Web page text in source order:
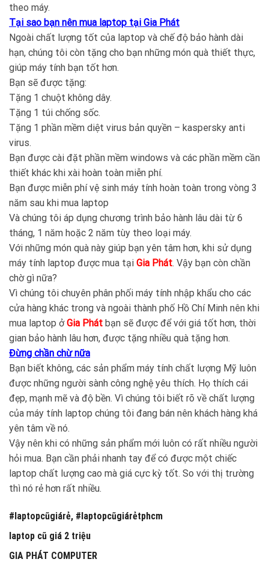
theo máy.
Tại sao bạn nên mua laptop tại Gia Phát
Ngoài chất lượng tốt của laptop và chế độ bảo hành dài
hạn, chúng tôi còn tặng cho bạn những món quà thiết thực,
giúp máy tính bạn tốt hơn.
Bạn sẽ được tặng:
Tặng 1 chuột không dây.
Tặng 1 túi chống sốc.
Tặng 1 phần mềm diệt virus bản quyền – kaspersky anti
virus.
Bạn được cài đặt phần mềm windows và các phần mềm cần
thiết khác khi xài hoàn toàn miễn phí.
Bạn được miễn phí vệ sinh máy tính hoàn toàn trong vòng 3
năm sau khi mua laptop
Và chúng tôi áp dụng chương trình bảo hành lâu dài từ 6
tháng, 1 năm hoặc 2 năm tùy theo loại máy.
Với những món quà này giúp bạn yên tâm hơn, khi sử dụng
máy tính laptop được mua tại Gia Phát. Vậy bạn còn chần
chờ gì nữa?
Vì chúng tôi chuyên phân phối máy tính nhập khẩu cho các
cửa hàng khác trong và ngoài thành phố Hồ Chí Minh nên khi
mua laptop ởGia Phát bạn sẽ được để với giá tốt hơn, thời
gian bảo hành lâu hơn, được tặng nhiều quà tặng hơn.
Đừng chần chừ nữa
Bạn biết không, các sản phẩm máy tính chất lượng Mỹ luôn
được những người sành công nghệ yêu thích. Họ thích cái
đẹp, mạnh mẽ và độ bền. Vì chúng tôi biết rõ về chất lượng
của máy tính laptop chúng tôi đang bán nên khách hàng khá
yên tâm về nó.
Vậy nên khi có những sản phẩm mới luôn có rất nhiều người
hỏi mua. Bạn cần phải nhanh tay để có được một chiếc
laptop chất lượng cao mà giá cực kỳ tốt. So với thị trường
thì nó rẻ hơn rất nhiều.
#laptopcũgiárẻ, #laptopcũgiárẻtphcm
laptop cũ giá 2 triệu
GIA PHÁT COMPUTER